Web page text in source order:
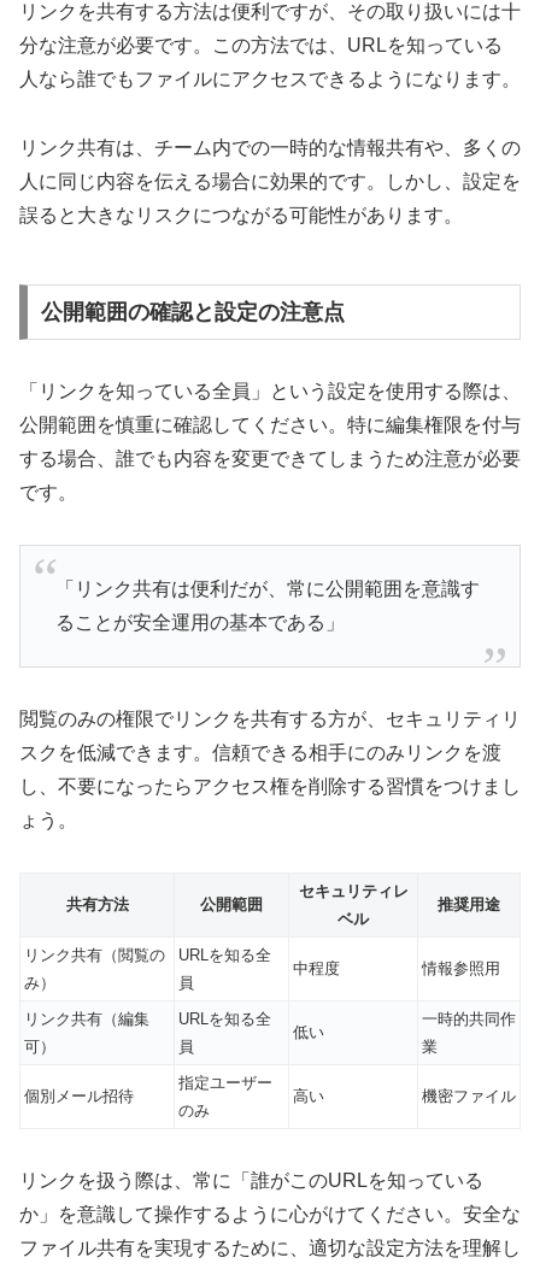
リンクを共有する方法は便利ですが、その取り扱いには十
分な注意が必要です。この方法では、URLを知っている
人なら誰でもファイルにアクセスできるようになります。
リンク共有は、チーム内での一時的な情報共有や、多くの
人に同じ内容を伝える場合に効果的です。しかし、設定を
誤ると大きなリスクにつながる可能性があります。
公開範囲の確認と設定の注意点
「リンクを知っている全員」という設定を使用する際は、
公開範囲を慎重に確認してください。特に編集権限を付与
する場合、誰でも内容を変更できてしまうため注意が必要
です。
「リンク共有は便利だが、常に公開範囲を意識す
ることが安全運用の基本である」
閲覧のみの権限でリンクを共有する方が、セキュリティリ
スクを低減できます。信頼できる相手にのみリンクを渡
し、不要になったらアクセス権を削除する習慣をつけまし
ょう。
共有方法 公開範囲
セキュリティレ
ベル
推奨用途
リンク共有（閲覧の
み）
URLを知る全
員
中程度 情報参照用
リンク共有（編集
可）
URLを知る全
員
低い
一時的共同作
業
個別メール招待
指定ユーザー
のみ
高い 機密ファイル
リンクを扱う際は、常に「誰がこのURLを知っている
か」を意識して操作するように心がけてください。安全な
ファイル共有を実現するために、適切な設定方法を理解し